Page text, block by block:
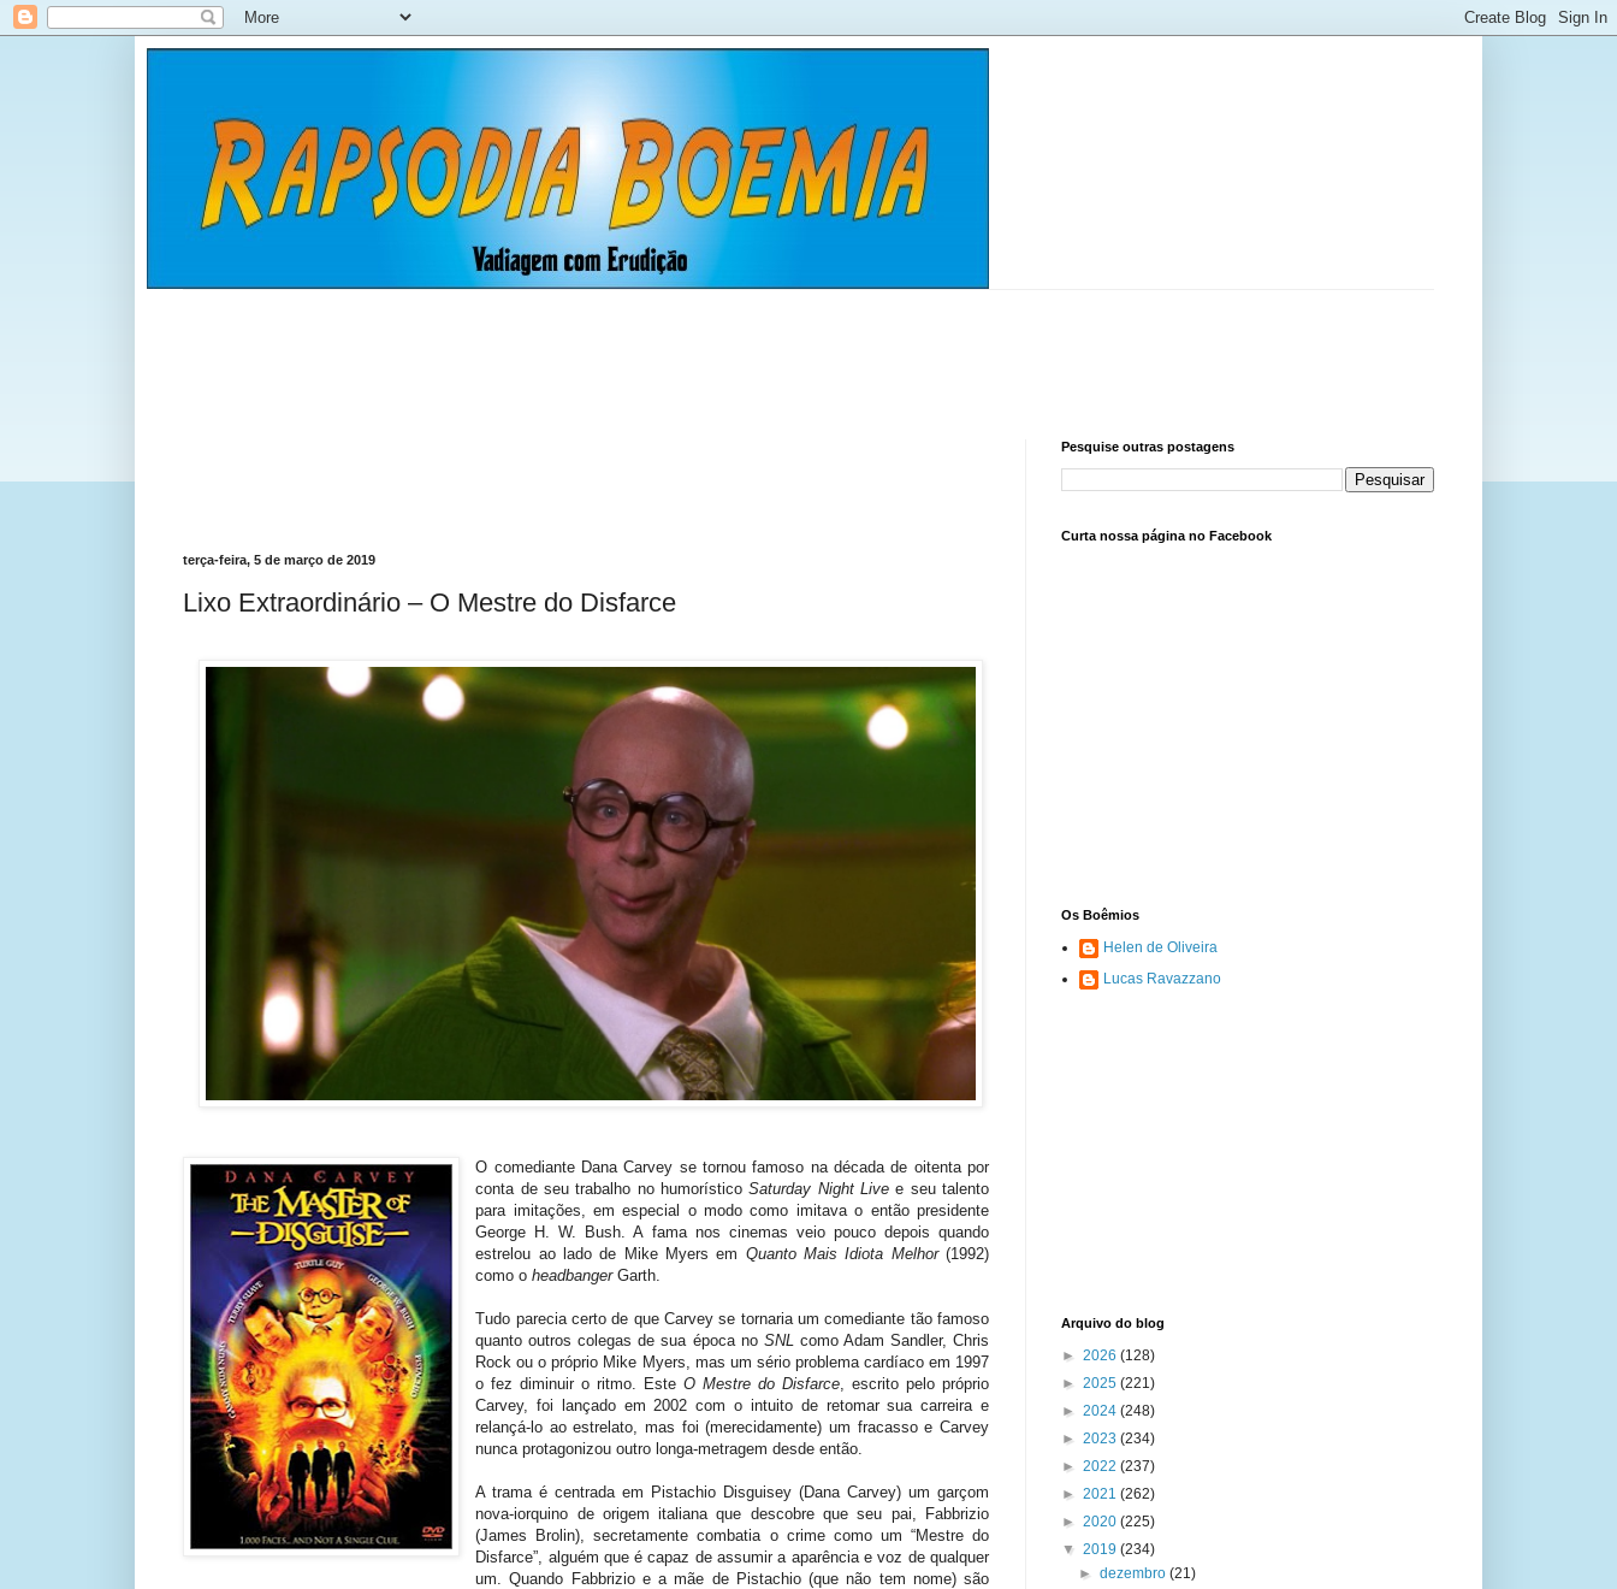
terça-feira, 5 de março de 2019
Lixo Extraordinário – O Mestre do Disfarce
O comediante Dana Carvey se tornou famoso na década de oitenta por
conta de seu trabalho no humorísticoSaturday Night Livee seu talento
para imitações, em especial o modo como imitava o então presidente
George H. W. Bush. A fama nos cinemas veio pouco depois quando
estrelou ao lado de Mike Myers em Quanto Mais Idiota Melhor(1992)
como oheadbangerGarth.
Tudo parecia certo de que Carvey se tornaria um comediante tão famoso
quanto outros colegas de sua época no SNL como Adam Sandler, Chris
Rock ou o próprio Mike Myers, mas um sério problema cardíaco em 1997
o fez diminuir o ritmo. EsteO Mestre do Disfarce , escrito pelo próprio
Carvey, foi lançado em 2002 com o intuito de retomar sua carreira e
relançá-lo ao estrelato, mas foi (merecidamente) um fracasso e Carvey
nunca protagonizou outro longa-metragem desde então.
A trama é centrada em Pistachio Disguisey (Dana Carvey) um garçom
nova-iorquino de origem italiana que descobre que seu pai, Fabbrizio
(James Brolin), secretamente combatia o crime como um “Mestre do
Disfarce”, alguém que é capaz de assumir a aparência e voz de qualquer
um. Quando Fabbrizio e a mãe de Pistachio (que não tem nome) são
Pesquise outras postagens
Curta nossa página no Facebook
Os Boêmios
Helen de Oliveira
Lucas Ravazzano
Arquivo do blog
► 2026 (128)
► 2025 (221)
► 2024 (248)
► 2023 (234)
► 2022 (237)
► 2021 (262)
► 2020 (225)
▼ 2019 (234)
►dezembro(21)